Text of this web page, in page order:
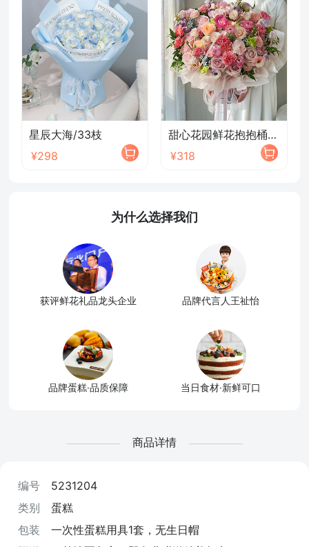
星辰大海/33枝
¥298
甜心花园鲜花抱抱桶/2026新款
¥318
为什么选择我们
获评鲜花礼品龙头企业 品牌代言人王祉怡
品牌蛋糕·品质保障 当日食材·新鲜可口
商品详情
编号
5231204
类别
蛋糕
包装
一次性蛋糕用具1套，无生日帽